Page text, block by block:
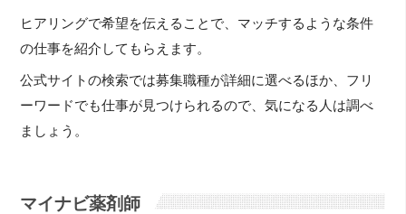
ヒアリングで希望を伝えることで、マッチするような条件
の仕事を紹介してもらえます。
公式サイトの検索では募集職種が詳細に選べるほか、フリ
ーワードでも仕事が見つけられるので、気になる人は調べ
ましょう。
マイナビ薬剤師